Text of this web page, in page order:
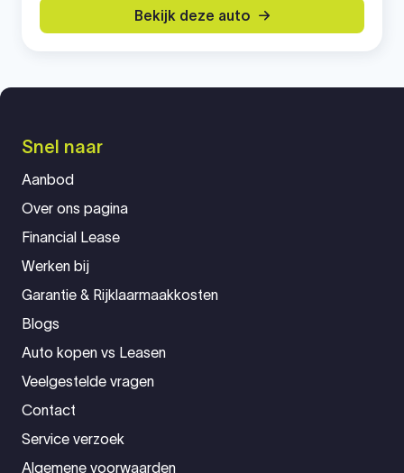
Bekijk deze auto
Snel naar
Aanbod
Over ons pagina
Financial Lease
Werken bij
Garantie & Rijklaarmaakkosten
Blogs
Auto kopen vs Leasen
Veelgestelde vragen
Contact
Service verzoek
Algemene voorwaarden